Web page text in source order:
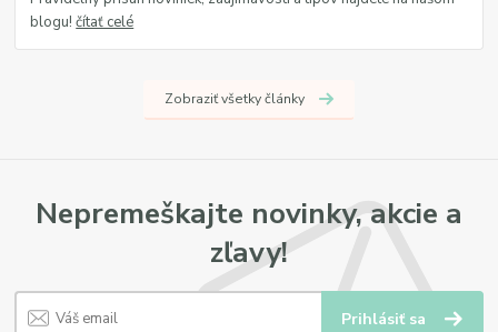
blogu!čítať celé
Zobraziť všetky články
Nepremeškajte novinky, akcie a
zľavy!
Prihlásiť sa